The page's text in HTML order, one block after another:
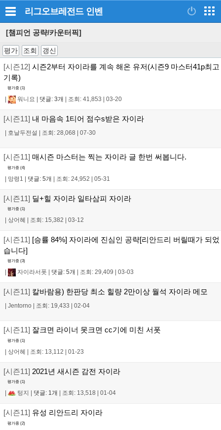
리그오브레전드 인벤
[챔피언 공략/카운터픽]
평가 조회 갱신
[시즌12] 시즌2부터 자이라를 계속 해온 유저(시즌9 마스터41p최고
기록)
평가중 (1)
워니요 댓글: 3개 조회: 41,853 03-20
[시즌11] 내 마음속 1티어 점수s받은 자이라
호날두전설 조회: 28,068 07-30
[시즌11] 매시즌 마스터는 찍는 자이라 글 한번 써봅니다.
평가중 (4)
| 망령1 | 댓글: 5개 | 조회: 24,952 | 05-31
[시즌11] 딜+힐 자이라 일타삼피 자이라
평가중 (1)
상어혜 조회: 15,382 03-12
[시즌11] [승률 84%] 자이라에 진심인 공략[리안드리 버릴때가 되었
습니다]
평가중 (3)
자이라서폿 댓글: 5개 조회: 29,409 03-03
[시즌11] 칼바람용) 한판당 최소 힐량 2만이상 월석 자이라 메모
Jentorno 조회: 19,433 02-04
[시즌11] 잘크면 라이너 못크면 cc기에 미친 서폿
평가중 (1)
| 상어혜 | 조회: 13,112 | 01-23
[시즌11] 2021년 새시즌 감전 자이라
평가중 (1)
텅지 댓글: 1개 조회: 13,518 01-04
[시즌11] 유성 리안드리 자이라
평가중 (2)